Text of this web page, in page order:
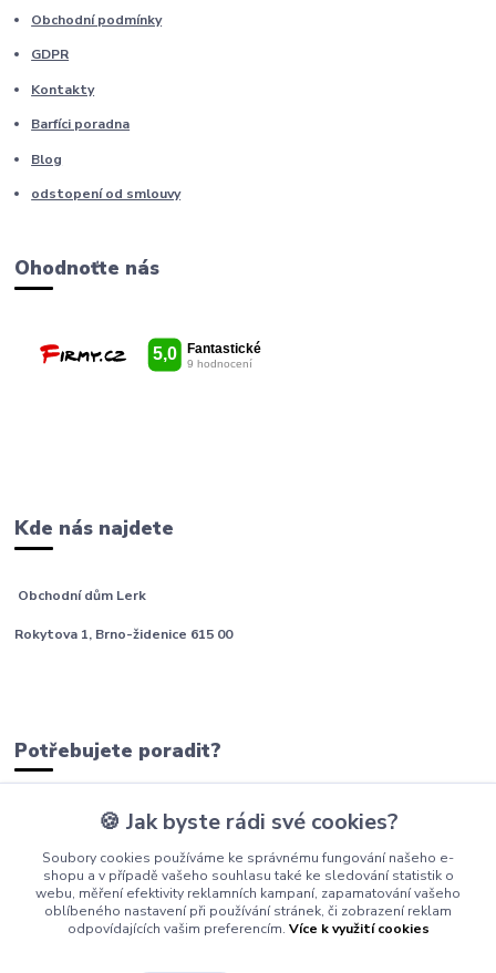
Obchodní podmínky
GDPR
Kontakty
Barfíci poradna
Blog
odstopení od smlouvy
Ohodnoťte nás
Kde nás najdete
Obchodní dům Lerk
Rokytova 1, Brno-židenice 615 00
Potřebujete poradit?
+420 605 277 576
info@barfici.cz
🍪 Jak byste rádi své cookies?
Soubory cookies používáme ke správnému fungování našeho e-
shopu a v případě vašeho souhlasu také ke sledování statistik o
webu, měření efektivity reklamních kampaní, zapamatování vašeho
oblíbeného nastavení při používání stránek, či zobrazení reklam
odpovídajících vašim preferencím. Více k využití cookies